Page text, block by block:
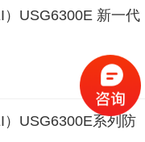
）USG6300E 新一代
）USG6300E系列防